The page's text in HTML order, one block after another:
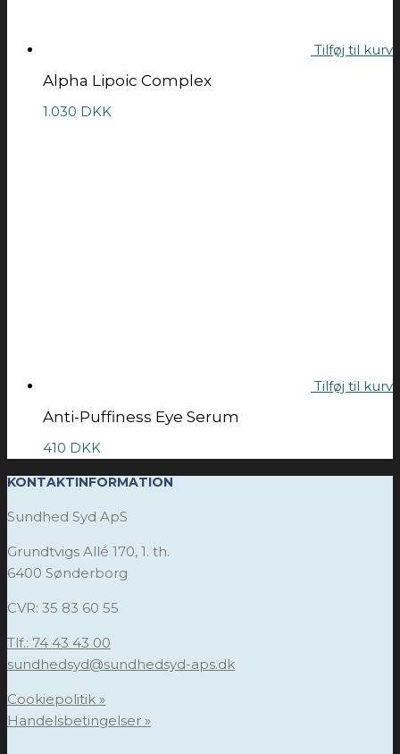
Tilføj til kurv
Alpha Lipoic Complex
1.030 DKK
Tilføj til kurv
Anti-Puffiness Eye Serum
410 DKK
KONTAKTINFORMATION
Sundhed Syd ApS
Grundtvigs Allé 170, 1. th.
6400 Sønderborg
CVR: 35 83 60 55
Tlf.: 74 43 43 00
sundhedsyd@sundhedsyd-aps.dk
Cookiepolitik »
Handelsbetingelser »